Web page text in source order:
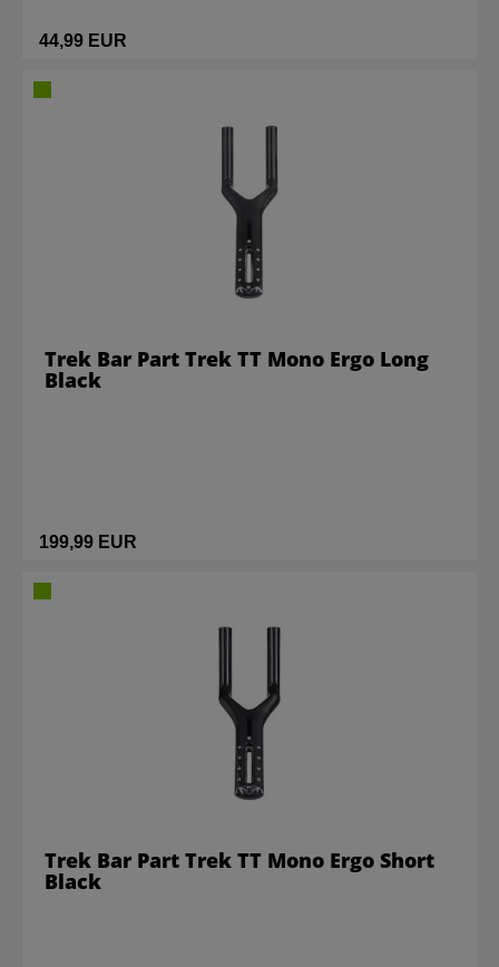
44,99 EUR
199,99 EUR
Trek Bar Part Trek TT Mono Ergo Long
Black
Trek Bar Part Trek TT Mono Ergo Short
Black